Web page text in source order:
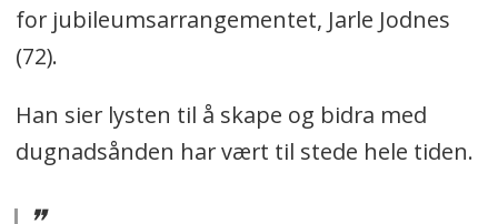
for jubileumsarrangementet, Jarle Jodnes
(72).
Han sier lysten til å skape og bidra med
dugnadsånden har vært til stede hele tiden.